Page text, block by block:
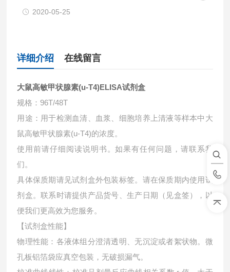
2020-05-25
详细介绍 在线留言
大鼠高敏甲状腺素(u-T4)ELISA试剂盒
规格：96T/48T
用途：用于检测血清、血浆、细胞培养上清液等样本中大
鼠高敏甲状腺素(u-T4)的浓度。
使用前请仔细阅读说明书。如果有任何问题，请联系我
们。
具体保质期请见试剂盒外包装标签。请在保质期内使用试
剂盒。联系时请提供产品货号、生产日期（见盒签），以
便我们更高效为您服务。
【试剂盒性能】
物理性能：各液体组分澄清透明、无沉淀或者絮状物。微
孔板铝箔袋应真空包装，无破损漏气。